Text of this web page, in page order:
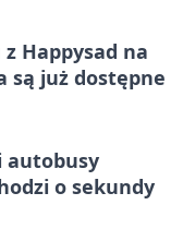
Happysad na
są już dostępne
autobusy
o sekundy